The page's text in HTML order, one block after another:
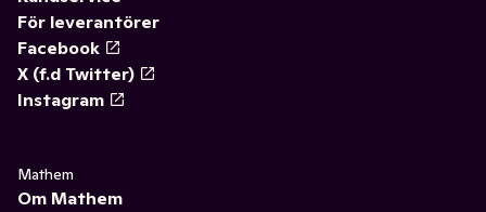
För leverantörer
Facebook
X (f.d Twitter)
Instagram
Mathem
Om Mathem